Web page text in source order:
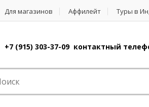
Для магазинов Аффилейт Туры в
+7 (915) 303-37-09 контактный